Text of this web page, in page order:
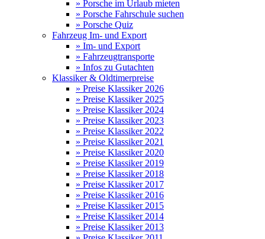
» Porsche im Urlaub mieten
» Porsche Fahrschule suchen
» Porsche Quiz
Fahrzeug Im- und Export
» Im- und Export
» Fahrzeugtransporte
» Infos zu Gutachten
Klassiker & Oldtimerpreise
» Preise Klassiker 2026
» Preise Klassiker 2025
» Preise Klassiker 2024
» Preise Klassiker 2023
» Preise Klassiker 2022
» Preise Klassiker 2021
» Preise Klassiker 2020
» Preise Klassiker 2019
» Preise Klassiker 2018
» Preise Klassiker 2017
» Preise Klassiker 2016
» Preise Klassiker 2015
» Preise Klassiker 2014
» Preise Klassiker 2013